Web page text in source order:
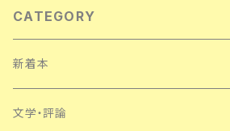
CATEGORY
新着本
文学・評論